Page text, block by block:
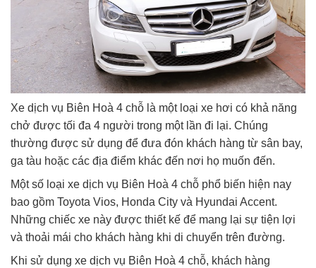
Xe dịch vụ Biên Hoà 4 chỗ là một loại xe hơi có khả năng
chở được tối đa 4 người trong một lần đi lại. Chúng
thường được sử dụng để đưa đón khách hàng từ sân bay,
ga tàu hoặc các địa điểm khác đến nơi họ muốn đến.
Một số loại xe dịch vụ Biên Hoà 4 chỗ phổ biến hiện nay
bao gồm Toyota Vios, Honda City và Hyundai Accent.
Những chiếc xe này được thiết kế để mang lại sự tiện lợi
và thoải mái cho khách hàng khi di chuyển trên đường.
Khi sử dụng xe dịch vụ Biên Hoà 4 chỗ, khách hàng